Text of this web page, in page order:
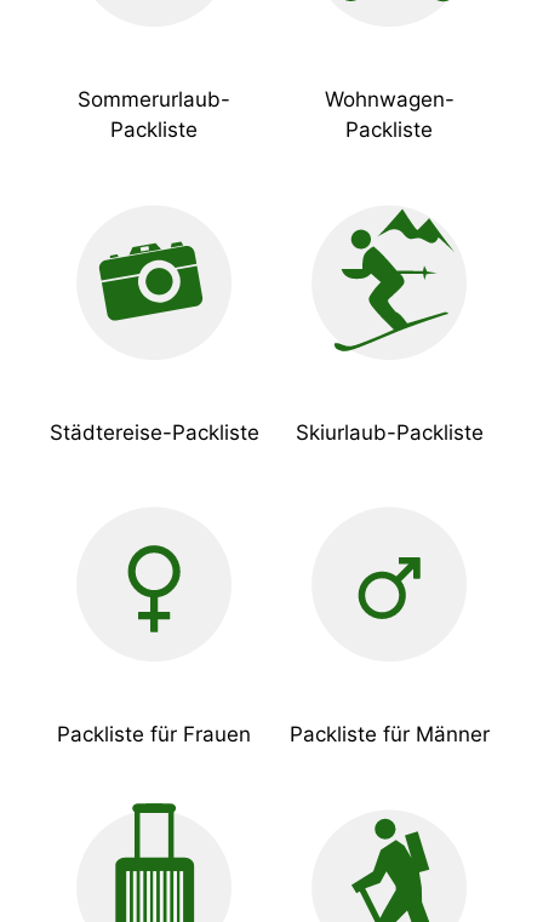
Sommerurlaub-
Packliste
Wohnwagen-
Packliste
Städtereise-Packliste Skiurlaub-Packliste
Packliste für Frauen Packliste für Männer